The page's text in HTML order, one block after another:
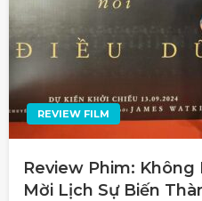
REVIEW FILM
Review Phim: Không
Mời Lịch Sự Biến